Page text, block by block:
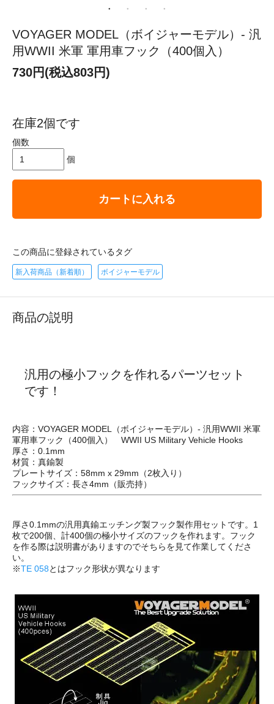
VOYAGER MODEL（ボイジャーモデル）- 汎
用WWII 米軍 軍用車フック（400個入）
730円(税込803円)
在庫2個です
個数
個
カートに入れる
この商品に登録されているタグ
新入荷商品（新着順） ボイジャーモデル
商品の説明
汎用の極小フックを作れるパーツセット
です！
内容：VOYAGER MODEL（ボイジャーモデル）- 汎用WWII 米軍
軍用車フック（400個入） WWII US Military Vehicle Hooks
厚さ：0.1mm
材質：真鍮製
プレートサイズ：58mm x 29mm（2枚入り）
フックサイズ：長さ4mm（販売持）
厚さ0.1mmの汎用真鍮エッチング製フック製作用セットです。1
枚で200個、計400個の極小サイズのフックを作れます。フック
を作る際は説明書がありますのでそちらを見て作業してくださ
い。
※TE 058とはフック形状が異なります